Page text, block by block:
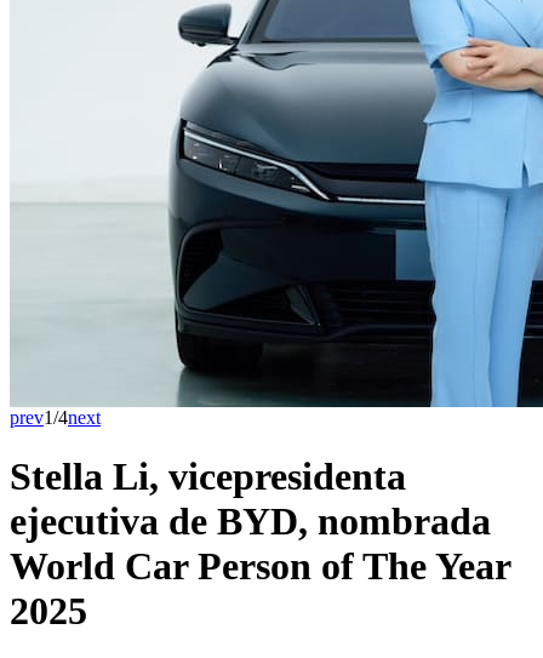
prev1/4next
Stella Li, vicepresidenta
ejecutiva de BYD, nombrada
World Car Person of The Year
2025